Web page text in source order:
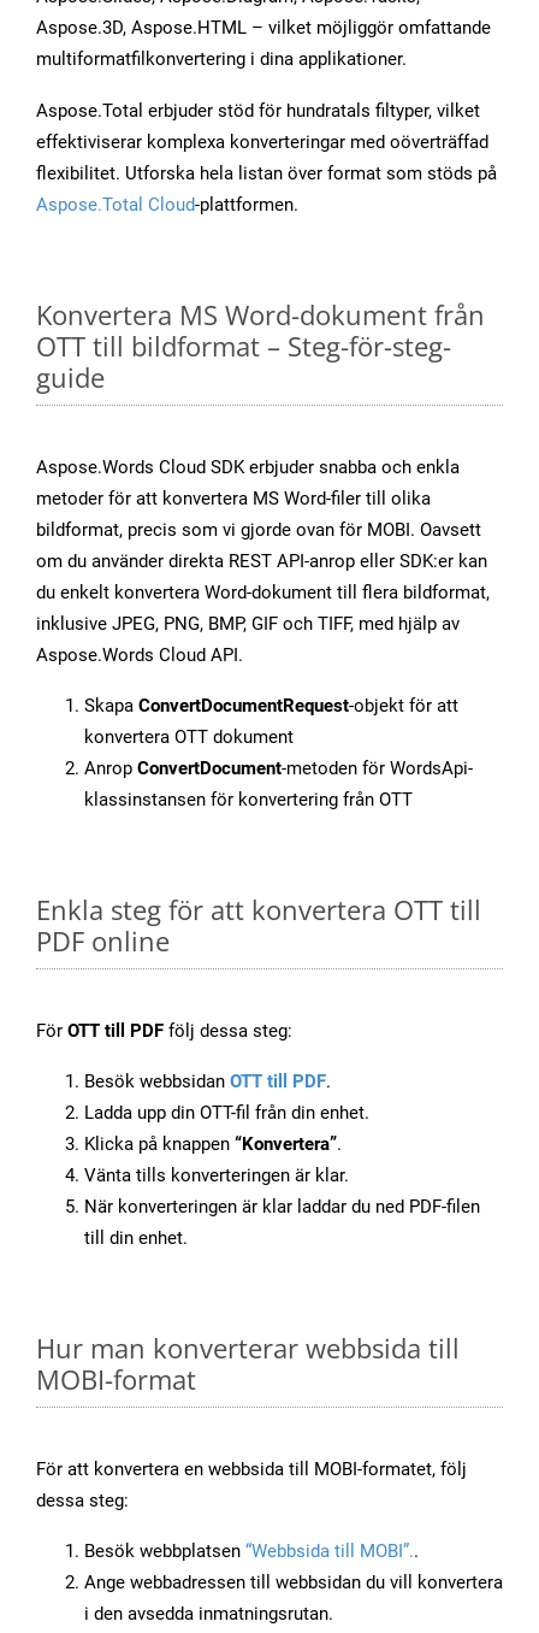
Aspose.3D, Aspose.HTML – vilket möjliggör omfattande
multiformatfilkonvertering i dina applikationer.
Aspose.Total erbjuder stöd för hundratals filtyper, vilket
effektiviserar komplexa konverteringar med oöverträffad
flexibilitet. Utforska hela listan över format som stöds på
Aspose.Total Cloud-plattformen.
Konvertera MS Word-dokument från
OTT till bildformat – Steg-för-steg-
guide
Aspose.Words Cloud SDK erbjuder snabba och enkla
metoder för att konvertera MS Word-filer till olika
bildformat, precis som vi gjorde ovan för MOBI. Oavsett
om du använder direkta REST API-anrop eller SDK:er kan
du enkelt konvertera Word-dokument till flera bildformat,
inklusive JPEG, PNG, BMP, GIF och TIFF, med hjälp av
Aspose.Words Cloud API.
Skapa ConvertDocumentRequest-objekt för att
konvertera OTT dokument
Anrop ConvertDocument-metoden för WordsApi-
klassinstansen för konvertering från OTT
Enkla steg för att konvertera OTT till
PDF online
För OTT till PDF följ dessa steg:
Besök webbsidan OTT till PDF.
Ladda upp din OTT-fil från din enhet.
Klicka på knappen “Konvertera”.
Vänta tills konverteringen är klar.
När konverteringen är klar laddar du ned PDF-filen
till din enhet.
Hur man konverterar webbsida till
MOBI-format
För att konvertera en webbsida till MOBI-formatet, följ
dessa steg:
Besök webbplatsen “Webbsida till MOBI”..
Ange webbadressen till webbsidan du vill konvertera
i den avsedda inmatningsrutan.